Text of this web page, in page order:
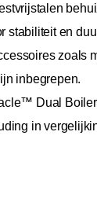
stabiliteit en
zoals
inbegrepen.
Dual
in